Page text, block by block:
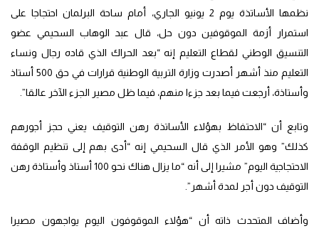
نظمها الأساتذة يوم 2 يونيو الجاري، أمام ساحة البرلمان احتجاجا على
استمرار أزمة الموقوفين دون حل، قال عبد الوهاب السحيمي عضو
التنسيق الوطني لقطاع التعليم إنه “بعد الحراك الذي قاده رجال ونساء
التعليم منذ أشهر أصدرت وزارة التربية الوطنية قرارات في حق 500 أستاذ
وأستاذة، أرجعت فيما بعد جزءا منهم، فيما ظل مصير الجزء الآخر عالقا”.
وتابع أن “الاحتفاظ بهؤلاء الأساتذة رهن التوقيف يعني حجز أجورهم
كذلك” وهو الأمر الذي قال السحيمي إنه “أدى بهم إلى تنظيم الوقفة
الاحتجاجية اليوم” مشيرا إلى أنه “ما يزال هناك نحو 100 أستاذ وأستاذة رهن
التوقيف دون أجر لمدة أشهر”.
وأضاف المتحدث ذاته أن “هؤلاء الموقوفون اليوم يواجهون مصيرا